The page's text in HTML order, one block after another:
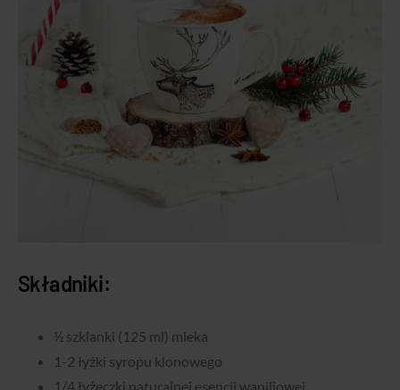
Składniki:
½ szklanki (125 ml) mleka
1-2 łyżki syropu klonowego
1/4 łyżeczki naturalnej esencji waniliowej